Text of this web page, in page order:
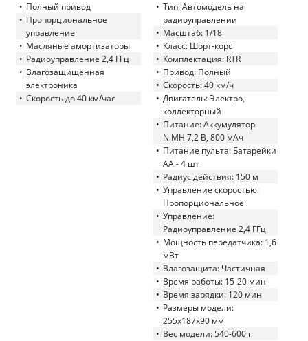
Полный привод
Пропорциональное
управление
Масляные амортизаторы
Радиоуправление 2,4 ГГц
Влагозащищённая
электроника
Скорость до 40 км/час
Тип: Автомодель на
радиоуправлении
Масштаб: 1/18
Класс: Шорт-корс
Комплектация: RTR
Привод: Полный
Скорость: 40 км/ч
Двигатель: Электро,
коллекторный
Питание: Аккумулятор
NiMH 7,2 В, 800 мАч
Питание пульта: Батарейки
AA - 4 шт
Радиус действия: 150 м
Управление скоростью:
Пропорциональное
Управление:
Радиоуправление 2,4 ГГц
Мощность передатчика: 1,6
мВт
Влагозащита: Частичная
Время работы: 15-20 мин
Время зарядки: 120 мин
Размеры модели:
255x187x90 мм
Вес модели: 540-600 г